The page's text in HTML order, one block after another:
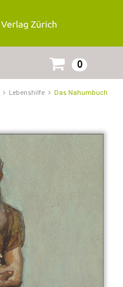
0
Lebenshilfe
Das Nahumbuch